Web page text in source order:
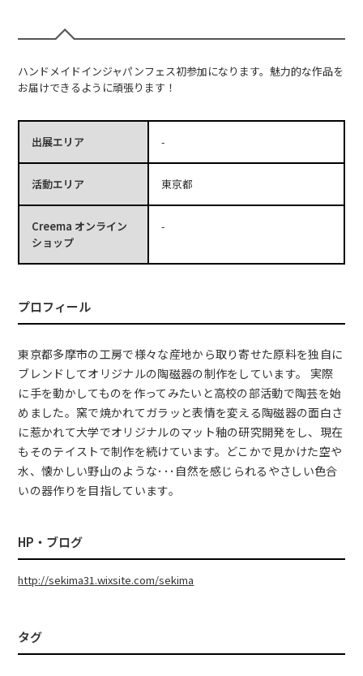
ハンドメイドインジャパンフェス初参加になります。魅力的な作品を
お届けできるように頑張ります！
出展エリア -
活動エリア 東京都
Creema オンライン
ショップ
-
プロフィール
東京都多摩市の工房で様々な産地から取り寄せた原料を独自に
ブレンドしてオリジナルの陶磁器の制作をしています。 実際
に手を動かしてものを作ってみたいと高校の部活動で陶芸を始
めました。窯で焼かれてガラッと表情を変える陶磁器の面白さ
に惹かれて大学でオリジナルのマット釉の研究開発をし、現在
もそのテイストで制作を続けています。どこかで見かけた空や
水、懐かしい野山のような･･･自然を感じられるやさしい色合
いの器作りを目指しています。
HP・ブログ
http://sekima31.wixsite.com/sekima
タグ